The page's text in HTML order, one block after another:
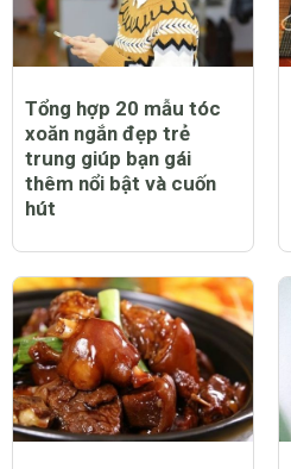
Tổng hợp 20 mẫu tóc
xoăn ngắn đẹp trẻ
trung giúp bạn gái
thêm nổi bật và cuốn
hút